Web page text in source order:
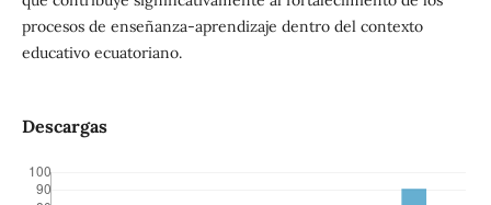
procesos de enseñanza-aprendizaje dentro del contexto
educativo ecuatoriano.
Descargas